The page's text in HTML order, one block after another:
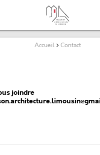
Accueil Contact
joindre